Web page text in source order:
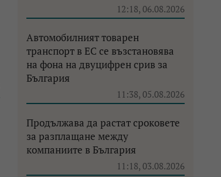
12:18, 06.08.2026
Автомобилният товарен
транспорт в ЕС се възстановява
на фона на двуцифрен срив за
България
11:38, 05.08.2026
Продължава да растат сроковете
за разплащане между
компаниите в България
11:18, 03.08.2026